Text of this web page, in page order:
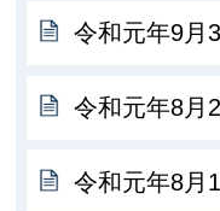
令和元年9月
令和元年8月
令和元年8月